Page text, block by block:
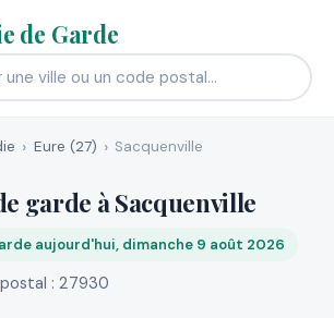
de Garde
Eure (27) Sacquenville
garde à Sacquenville
aujourd'hui, dimanche 9 août 2026
: 27930